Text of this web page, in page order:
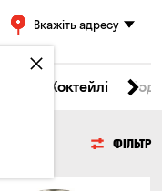
Вкажіть адресу
Коктейлі
ФІЛЬТР